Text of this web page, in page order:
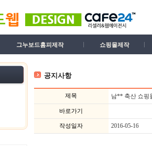
그누보드홈피제작 쇼핑몰제작
공지사항
제목 남** 축산 쇼핑
바로가기
작성일자 2016-05-16